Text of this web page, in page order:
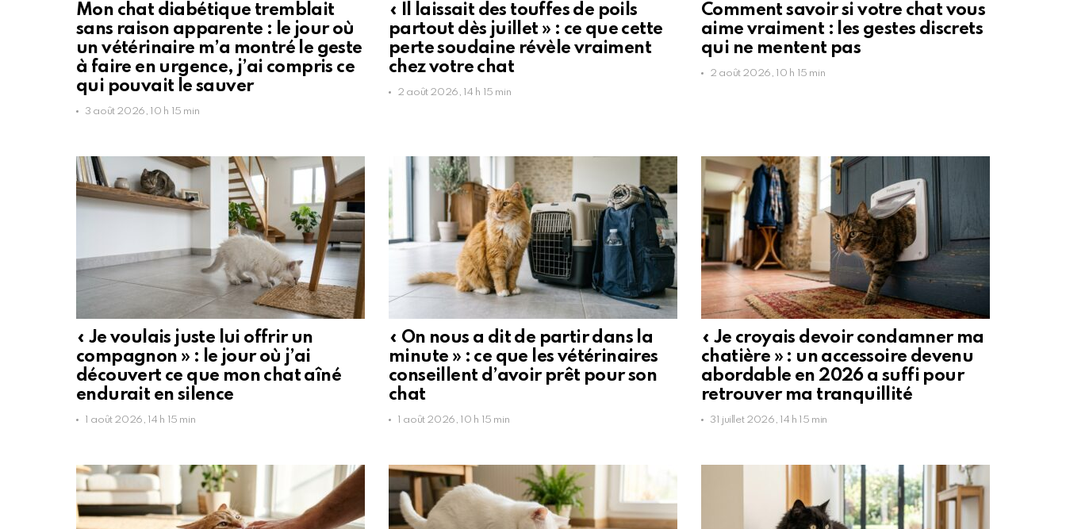
Mon chat diabétique tremblait
sans raison apparente : le jour où
un vétérinaire m’a montré le geste
à faire en urgence, j’ai compris ce
qui pouvait le sauver
3 août 2026, 10 h 15 min
« Il laissait des touffes de poils
partout dès juillet » : ce que cette
perte soudaine révèle vraiment
chez votre chat
2 août 2026, 14 h 15 min
Comment savoir si votre chat vous
aime vraiment : les gestes discrets
qui ne mentent pas
2 août 2026, 10 h 15 min
« Je voulais juste lui offrir un
compagnon » : le jour où j’ai
découvert ce que mon chat aîné
endurait en silence
1 août 2026, 14 h 15 min
« On nous a dit de partir dans la
minute » : ce que les vétérinaires
conseillent d’avoir prêt pour son
chat
1 août 2026, 10 h 15 min
« Je croyais devoir condamner ma
chatière » : un accessoire devenu
abordable en 2026 a suffi pour
retrouver ma tranquillité
31 juillet 2026, 14 h 15 min